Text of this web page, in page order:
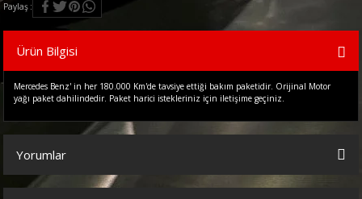
Paylaş
Ürün Bilgisi
Mercedes Benz' in her 180.000 Km'de tavsiye ettiği bakım paketidir. Orijinal Motor
yağı paket dahilindedir. Paket harici istekleriniz için iletişime geçiniz.
Yorumlar